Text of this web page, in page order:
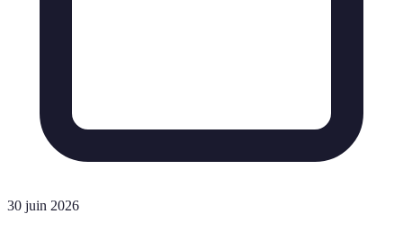
30 juin 2026